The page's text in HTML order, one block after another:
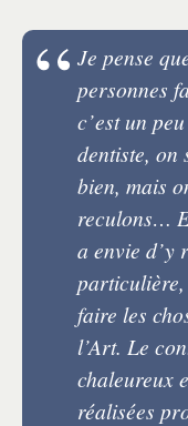
Je pense
personnes
c’est un
dentiste, on
bien, mais
reculons…
a envie d’y
particulière,
faire les
l’Art. Le
chaleureux
réalisées